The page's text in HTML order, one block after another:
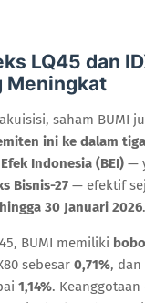
LQ45 dan
Meningkat
saham BUMI
ini ke dalam
Indonesia (BEI) —
Bisnis-27 — efektif
30 Januari 2026.
BUMI memiliki
sebesar 0,71%,
1,14%.